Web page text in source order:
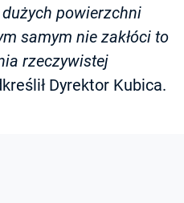
powierzchni
samym nie zakłóci to
rzeczywistej
Dyrektor Kubica.